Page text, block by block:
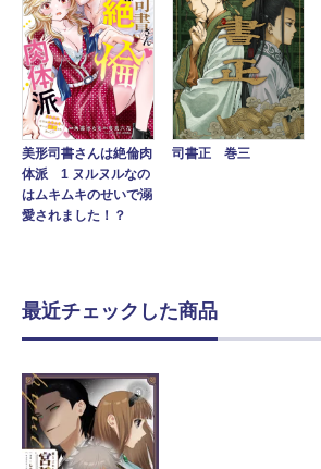
美形司書さんは絶倫肉
体派 1 ヌルヌルなの
はムキムキのせいで溺
愛されました！？
司書正 巻三
最近チェックした商品